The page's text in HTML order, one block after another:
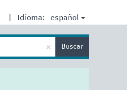
Idioma: español
× Buscar